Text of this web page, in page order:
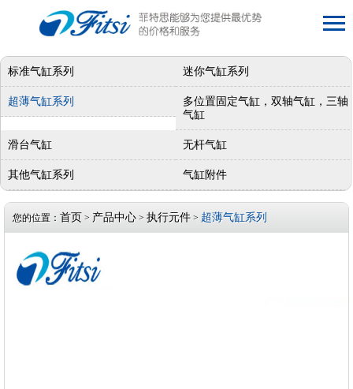
标准气缸系列 迷你气缸系列
超薄气缸系列
多位置固定气缸，双轴气缸，三轴
气缸
滑台气缸 无杆气缸
其他气缸系列 气缸附件
您的位置： 首页 > 产品中心 > 执行元件 > 超薄气缸系列